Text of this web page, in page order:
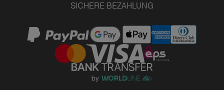
SICHERE BEZAHLUNG